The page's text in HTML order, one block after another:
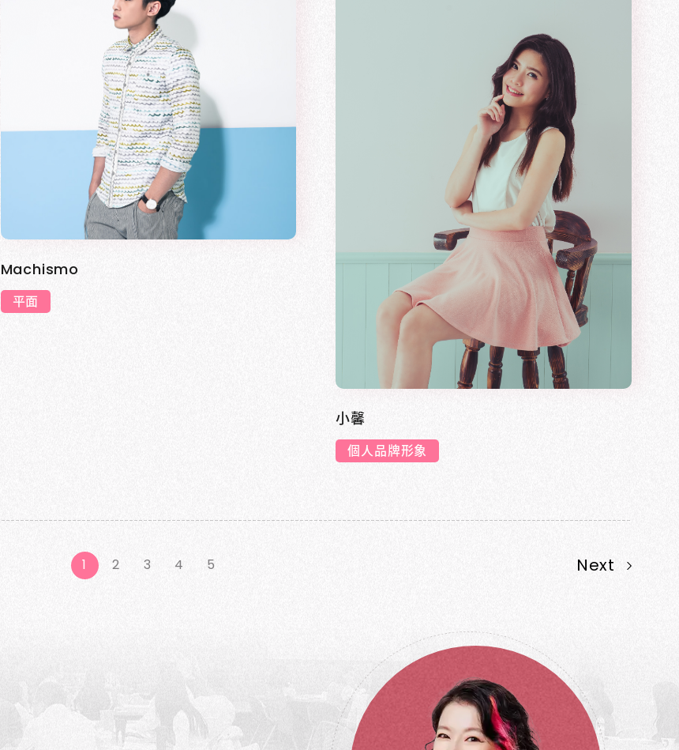
Machismo
平面
小馨
個人品牌形象
1 2 3 4 5